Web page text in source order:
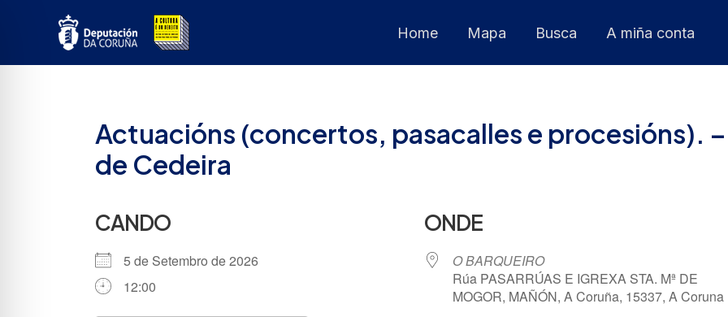
Home Mapa Busca A miña conta
Actuacións (concertos, pasacalles e procesións). –
de Cedeira
CANDO
5 de Setembro de 2026
12:00
ONDE
O BARQUEIRO
Rúa PASARRÚAS E IGREXA STA. Mª DE
MOGOR, MAÑÓN, A Coruña, 15337, A Coruna